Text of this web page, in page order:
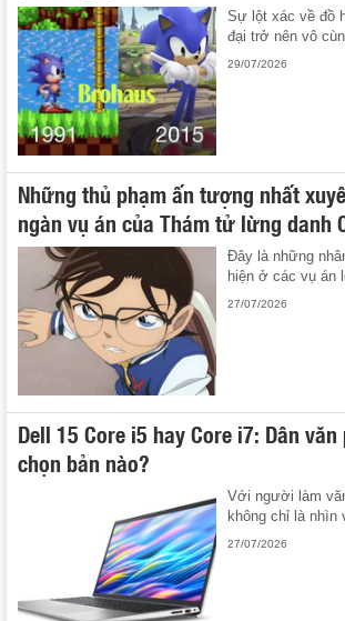
Sự lột xác về đồ
đại trở nên vô
29/07/2026
Những thủ phạm ấn tượng nhất
ngàn vụ án của Thám tử lừng danh
Đây là những
hiện ở các vụ án
27/07/2026
Dell 15 Core i5 hay Core i7: Dân
chọn bản nào?
Với người làm
không chỉ là nhìn
27/07/2026